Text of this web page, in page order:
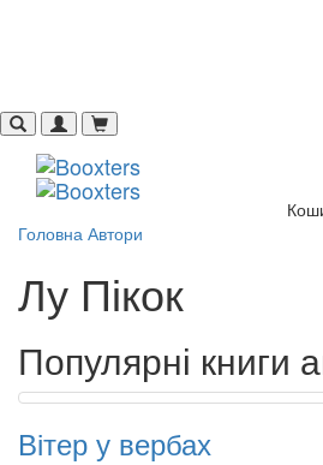
Головна Автори
Лу Пікок
Популярні книги
Вітер у вербах